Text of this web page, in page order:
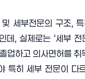
세부전문의 구조,
, 실제로는 ‘세부
업하고 의사면허를
특히 세부 전문이 다